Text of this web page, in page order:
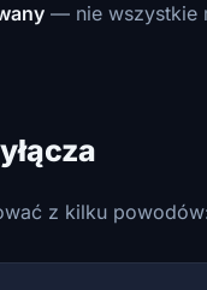
— nie wszystkie
z kilku